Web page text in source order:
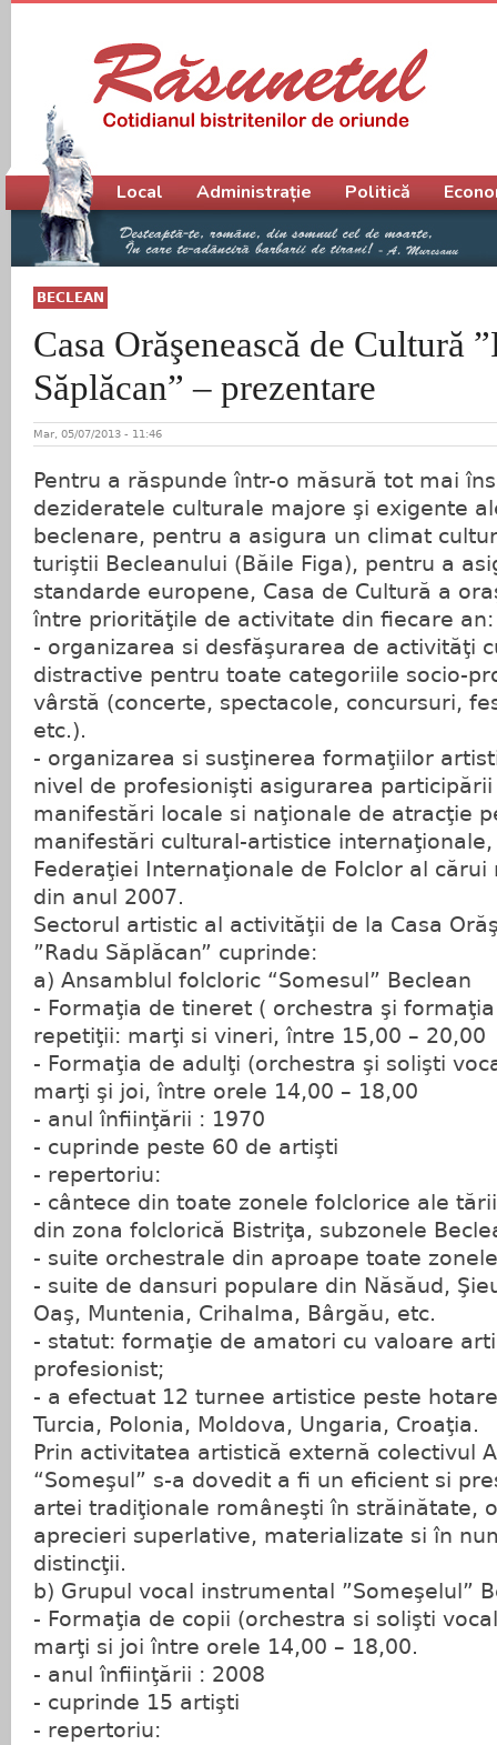
BECLEAN
Casa Orăşenească de Cultură
Săplăcan” – prezentare
Mar, 05/07/2013 - 11:46
Pentru a răspunde într-o măsură tot mai
dezideratele culturale majore şi exigente
beclenare, pentru a asigura un climat
turiştii Becleanului (Băile Figa), pentru a
standarde europene, Casa de Cultură a
între priorităţile de activitate din fiecare an:
- organizarea si desfăşurarea de activităţi
distractive pentru toate categoriile socio-
vârstă (concerte, spectacole, concursuri,
etc.).
- organizarea si susţinerea formaţiilor
nivel de profesionişti asigurarea
manifestări locale si naţionale de atracţie
manifestări cultural-artistice
Federaţiei Internaţionale de Folclor al
din anul 2007.
Sectorul artistic al activităţii de la Casa
”Radu Săplăcan” cuprinde:
a) Ansamblul folcloric “Somesul” Beclean
- Formaţia de tineret ( orchestra şi
repetiţii: marţi si vineri, între 15,00 – 20,00
- Formaţia de adulţi (orchestra şi solişti
marţi şi joi, între orele 14,00 – 18,00
- anul înfiinţării : 1970
- cuprinde peste 60 de artişti
- repertoriu:
- cântece din toate zonele folclorice ale
din zona folclorică Bistriţa, subzonele
- suite orchestrale din aproape toate
- suite de dansuri populare din Năsăud,
Oaş, Muntenia, Crihalma, Bârgău, etc.
- statut: formaţie de amatori cu valoare
profesionist;
- a efectuat 12 turnee artistice peste
Turcia, Polonia, Moldova, Ungaria, Croaţia.
Prin activitatea artistică externă colectivul
“Someşul” s-a dovedit a fi un eficient si
artei tradiţionale româneşti în străinătate,
aprecieri superlative, materializate si în
distincţii.
b) Grupul vocal instrumental ”Someşelul”
- Formaţia de copii (orchestra si solişti
marţi si joi între orele 14,00 – 18,00.
- anul înfiinţării : 2008
- cuprinde 15 artişti
- repertoriu:
Meniu principal
Local Administrație Politică